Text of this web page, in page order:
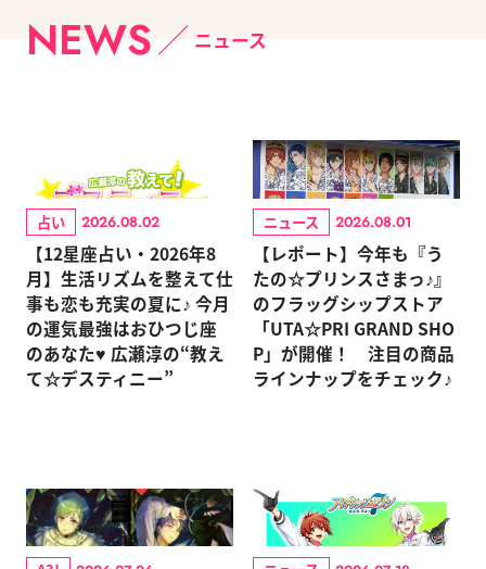
NEWS ニュース
占い 2026.08.02
【12星座占い・2026年8
月】生活リズムを整えて仕
事も恋も充実の夏に♪ 今月
の運気最強はおひつじ座
のあなた♥ 広瀬淳の“教え
て☆デスティニー”
ニュース 2026.08.01
【レポート】今年も『う
たの☆プリンスさまっ♪』
のフラッグシップストア
「UTA☆PRI GRAND SHO
P」が開催！ 注目の商品
ラインナップをチェック♪